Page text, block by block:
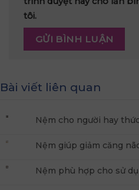
tôi.
Bài viết liên quan
Nệm cho người hay
Nệm giúp giảm căng
Nệm phù hợp cho sử